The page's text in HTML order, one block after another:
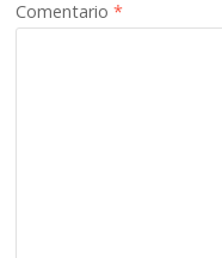
Comentario*